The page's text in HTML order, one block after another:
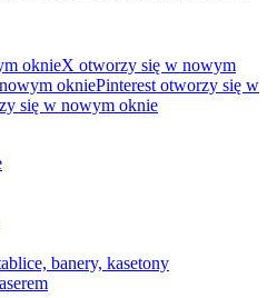
oknieX otworzy się w nowym
okniePinterest otworzy się w
się w nowym oknie
banery, kasetony